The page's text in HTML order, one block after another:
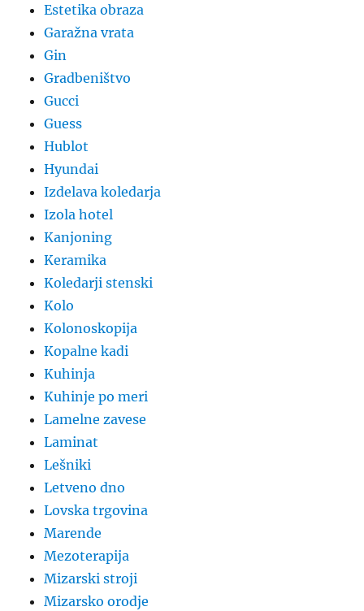
Estetika obraza
Garažna vrata
Gin
Gradbeništvo
Gucci
Guess
Hublot
Hyundai
Izdelava koledarja
Izola hotel
Kanjoning
Keramika
Koledarji stenski
Kolo
Kolonoskopija
Kopalne kadi
Kuhinja
Kuhinje po meri
Lamelne zavese
Laminat
Lešniki
Letveno dno
Lovska trgovina
Marende
Mezoterapija
Mizarski stroji
Mizarsko orodje